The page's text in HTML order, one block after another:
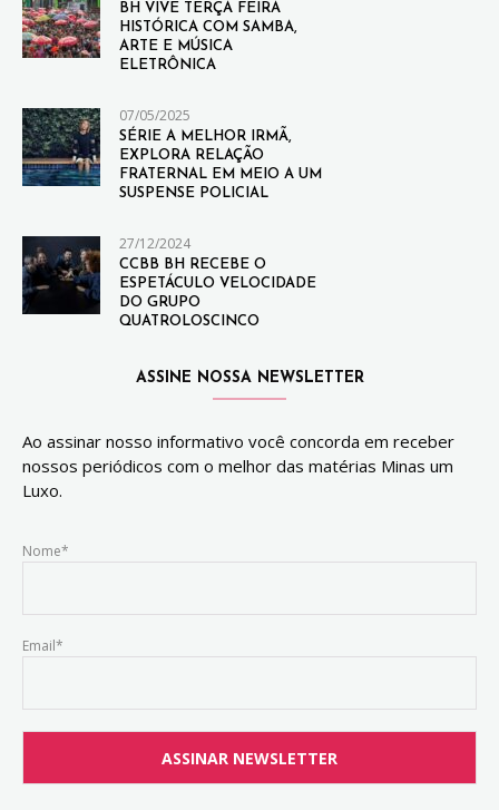
BH VIVE TERÇA FEIRA
HISTÓRICA COM SAMBA,
ARTE E MÚSICA
ELETRÔNICA
07/05/2025
SÉRIE A MELHOR IRMÃ,
EXPLORA RELAÇÃO
FRATERNAL EM MEIO A UM
SUSPENSE POLICIAL
27/12/2024
CCBB BH RECEBE O
ESPETÁCULO VELOCIDADE
DO GRUPO
QUATROLOSCINCO
ASSINE NOSSA NEWSLETTER
Ao assinar nosso informativo você concorda em receber
nossos periódicos com o melhor das matérias Minas um
Luxo.
Nome*
Email*